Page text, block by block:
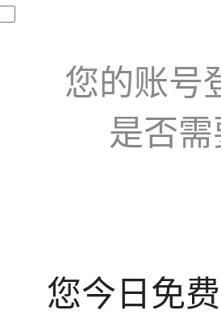
您的账号
是否
您今日免